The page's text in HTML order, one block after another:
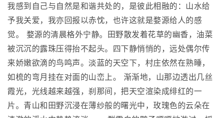
我感到自己与自然是和谐共处的，是彼此相融的：山水给
予我关爱，我亦回报以赤忱，也许这就是婺源给人的感
觉。 婺源的清晨格外宁静。田野散发着花草的幽香，油菜
被沉沉的露珠压得抬不起头。四下静悄悄的，远处偶尔传
来娇嫩欲滴的鸟鸣声。淡蓝的天空下，村庄依然在熟睡，
如梳的弯月挂在对面的山峦上。 渐渐地，山那边透出几丝
霞光，光线越来越强，刹那间，把天空渲染成绯红的一
片。青山和田野沉浸在薄纱般的曙光中，玫瑰色的云朵在